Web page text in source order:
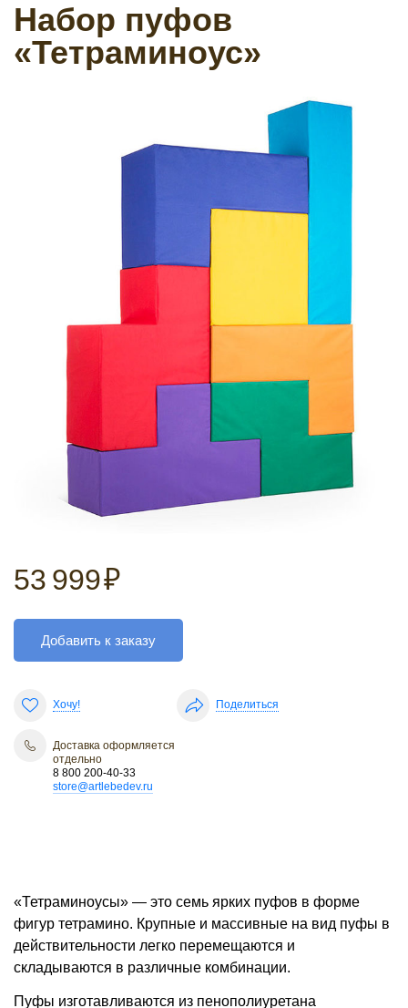
Набор пуфов
«Тетраминоус»
53 999₽
Добавить к заказу
Хочу! Поделиться
Доставка оформляется
отдельно
8 800 200-40-33
store@artlebedev.ru
«Тетраминоусы» — это семь ярких пуфов в форме
фигур тетрамино. Крупные и массивные на вид пуфы в
действительности легко перемещаются и
складываются в различные комбинации.
Пуфы изготавливаются из пенополиуретана